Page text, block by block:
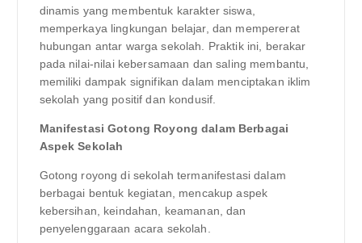
dinamis yang membentuk karakter siswa,
memperkaya lingkungan belajar, dan mempererat
hubungan antar warga sekolah. Praktik ini, berakar
pada nilai-nilai kebersamaan dan saling membantu,
memiliki dampak signifikan dalam menciptakan iklim
sekolah yang positif dan kondusif.
Manifestasi Gotong Royong dalam Berbagai
Aspek Sekolah
Gotong royong di sekolah termanifestasi dalam
berbagai bentuk kegiatan, mencakup aspek
kebersihan, keindahan, keamanan, dan
penyelenggaraan acara sekolah.